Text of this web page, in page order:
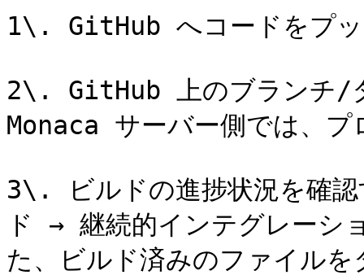
1\. GitHub へコードをプッ
2\. GitHub 上のブランチ/
Monaca サーバー側では、
3\. ビルドの進捗状況を確
ド → 継続的インテグレーシ
た、ビルド済みのファイル